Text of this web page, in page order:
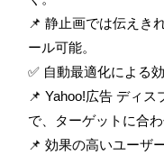
📌 静止画では伝えき
ール可能。
✅ 自動最適化による
📌 Yahoo!広告 ディ
で、ターゲットに合
📌 効果の高いユーザ